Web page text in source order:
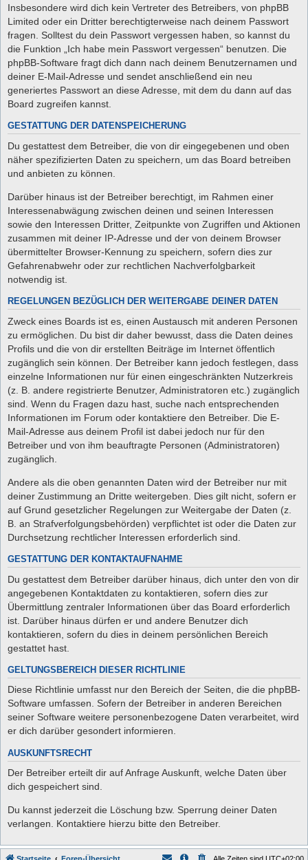
Insbesondere wird dich kein Vertreter des Betreibers, von phpBB
Limited oder ein Dritter berechtigterweise nach deinem Passwort
fragen. Solltest du dein Passwort vergessen haben, so kannst du
die Funktion „Ich habe mein Passwort vergessen“ benutzen. Die
phpBB-Software fragt dich dann nach deinem Benutzernamen und
deiner E-Mail-Adresse und sendet anschließend ein neu
generiertes Passwort an diese Adresse, mit dem du dann auf das
Board zugreifen kannst.
GESTATTUNG DER DATENSPEICHERUNG
Du gestattest dem Betreiber, die von dir eingegebenen und oben
näher spezifizierten Daten zu speichern, um das Board betreiben
und anbieten zu können.
Darüber hinaus ist der Betreiber berechtigt, im Rahmen einer
Interessenabwägung zwischen deinen und seinen Interessen
sowie den Interessen Dritter, Zeitpunkte von Zugriffen und Aktionen
zusammen mit deiner IP-Adresse und der von deinem Browser
übermittelter Browser-Kennung zu speichern, sofern dies zur
Gefahrenabwehr oder zur rechtlichen Nachverfolgbarkeit
notwendig ist.
REGELUNGEN BEZÜGLICH DER WEITERGABE DEINER DATEN
Zweck eines Boards ist es, einen Austausch mit anderen Personen
zu ermöglichen. Du bist dir daher bewusst, dass die Daten deines
Profils und die von dir erstellten Beiträge im Internet öffentlich
zugänglich sein können. Der Betreiber kann jedoch festlegen, dass
einzelne Informationen nur für einen eingeschränkten Nutzerkreis
(z. B. andere registrierte Benutzer, Administratoren etc.) zugänglich
sind. Wenn du Fragen dazu hast, suche nach entsprechenden
Informationen im Forum oder kontaktiere den Betreiber. Die E-
Mail-Adresse aus deinem Profil ist dabei jedoch nur für den
Betreiber und von ihm beauftragte Personen (Administratoren)
zugänglich.
Andere als die oben genannten Daten wird der Betreiber nur mit
deiner Zustimmung an Dritte weitergeben. Dies gilt nicht, sofern er
auf Grund gesetzlicher Regelungen zur Weitergabe der Daten (z.
B. an Strafverfolgungsbehörden) verpflichtet ist oder die Daten zur
Durchsetzung rechtlicher Interessen erforderlich sind.
GESTATTUNG DER KONTAKTAUFNAHME
Du gestattest dem Betreiber darüber hinaus, dich unter den von dir
angegebenen Kontaktdaten zu kontaktieren, sofern dies zur
Übermittlung zentraler Informationen über das Board erforderlich
ist. Darüber hinaus dürfen er und andere Benutzer dich
kontaktieren, sofern du dies in deinem persönlichen Bereich
gestattet hast.
GELTUNGSBEREICH DIESER RICHTLINIE
Diese Richtlinie umfasst nur den Bereich der Seiten, die die phpBB-
Software umfassen. Sofern der Betreiber in anderen Bereichen
seiner Software weitere personenbezogene Daten verarbeitet, wird
er dich darüber gesondert informieren.
AUSKUNFTSRECHT
Der Betreiber erteilt dir auf Anfrage Auskunft, welche Daten über
dich gespeichert sind.
Du kannst jederzeit die Löschung bzw. Sperrung deiner Daten
verlangen. Kontaktiere hierzu bitte den Betreiber.